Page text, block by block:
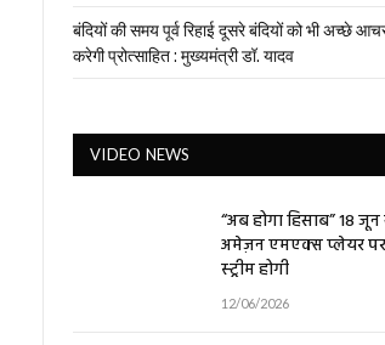
बंदियों की समय पूर्व रिहाई दूसरे बंदियों को भी अच्छे
करेगी प्रोत्साहित : मुख्यमंत्री डॉ. यादव
VIDEO NEWS
“अब होगा हिसाब” 18
अमेज़न एमएक्स प्लेयर
स्ट्रीम होगी
12/06/2026